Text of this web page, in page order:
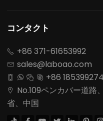
コンタクト
 +86 371-61653992
 sales@laboao.com
    +86

No.109ペンカバー道路
省、中国